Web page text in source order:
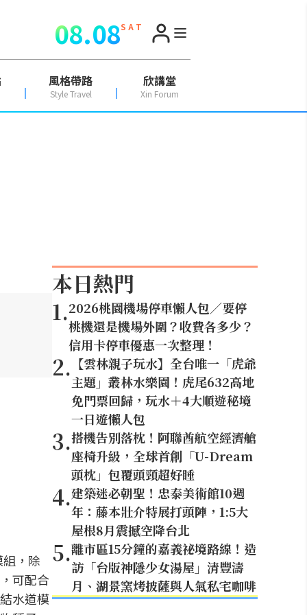
08.08S A T
風格帶路
Style Travel
欣講堂
Xin Forum
，除
可配合
水道模
本日熱門
1.2026桃園機場停車懶人包／要停
桃機還是機場外圍？收費各多少？
信用卡停車優惠一次整理！
2. 【雲林親子玩水】全台唯一「虎爺
主題」叢林水樂園！虎尾632高地
免門票回歸，玩水＋4大順遊秘境
一日遊懶人包
3.搭機告別落枕！阿聯酋航空經濟艙
座椅升級，全球首創「U-Dream
頭枕」包覆頭頸超好睡
4.建築迷必朝聖！忠泰美術館10週
年：藤本壯介特展打頭陣，1:5大
屋根8月震撼空降台北
5.離市區15分鐘的嘉義祕境路線！造
訪「台版神隱少女湯屋」清豐濤
月、湖景窯烤披薩與人氣私宅咖啡